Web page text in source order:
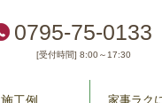
0795-75-0133
[受付時間] 8:00～17:30
家事ラク